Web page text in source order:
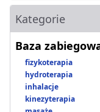
Kategorie
Baza
fizykoterapia
hydroterapia
inhalacje
kinezyterapia